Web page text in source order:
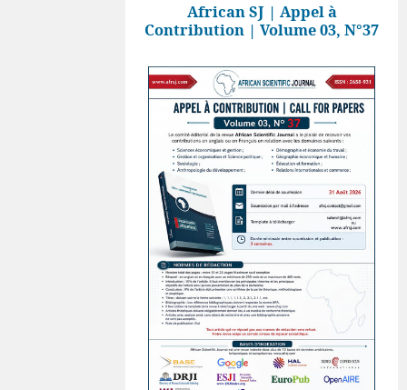
African SJ | Appel à
Contribution | Volume 03, N°37